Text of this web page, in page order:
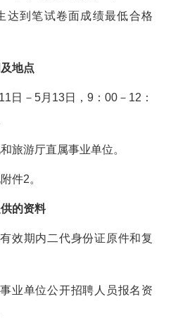
达到笔试卷面成绩最低合格
地点
日－5月13日，9：00－12：
旅游厅直属事业单位。
件2。
的资料
效期内二代身份证原件和复
业单位公开招聘人员报名资